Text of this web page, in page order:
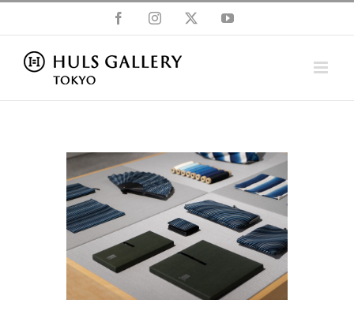
to
content
FacebookInstagram YouTube